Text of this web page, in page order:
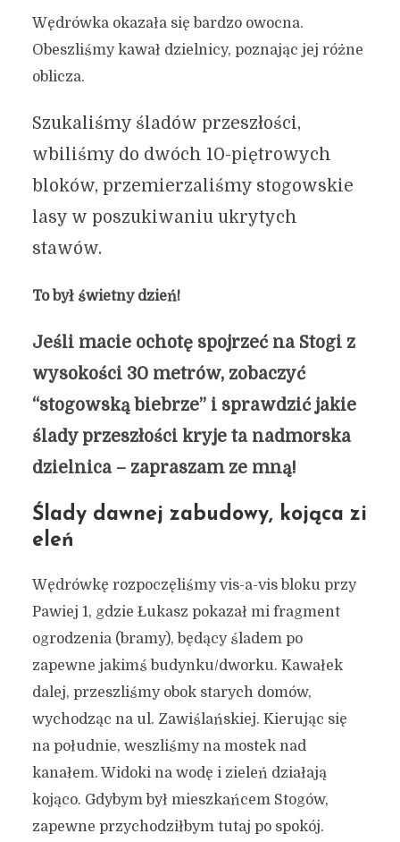
Wędrówka okazała się bardzo owocna.
Obeszliśmy kawał dzielnicy, poznając jej różne
oblicza.
Szukaliśmy śladów przeszłości,
wbiliśmy do dwóch 10-piętrowych
bloków, przemierzaliśmy stogowskie
lasy w poszukiwaniu ukrytych
stawów.
To był świetny dzień!
Jeśli macie ochotę spojrzeć na Stogi z
wysokości 30 metrów, zobaczyć
“stogowską biebrze” i sprawdzić jakie
ślady przeszłości kryje ta nadmorska
dzielnica – zapraszam ze mną!
Ślady dawnej zabudowy, kojąca zi
eleń
Wędrówkę rozpoczęliśmy vis-a-vis bloku przy
Pawiej 1, gdzie Łukasz pokazał mi fragment
ogrodzenia (bramy), będący śladem po
zapewne jakimś budynku/dworku. Kawałek
dalej, przeszliśmy obok starych domów,
wychodząc na ul. Zawiślańskiej. Kierując się
na południe, weszliśmy na mostek nad
kanałem. Widoki na wodę i zieleń działają
kojąco. Gdybym był mieszkańcem Stogów,
zapewne przychodziłbym tutaj po spokój.